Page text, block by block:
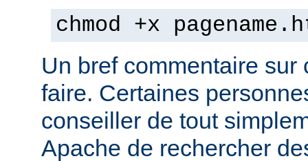
chmod +x
Un bref commentaire sur
faire. Certaines
conseiller de tout
Apache de rechercher